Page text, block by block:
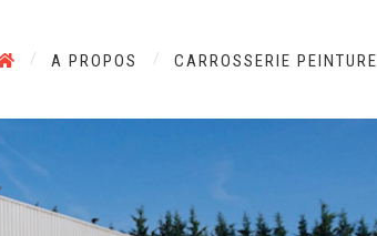
A PROPOS CARROSSERIE PEINTURE